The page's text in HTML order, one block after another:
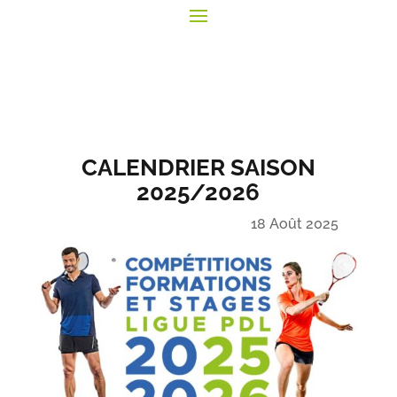
CALENDRIER SAISON
2025/2026
18 Août 2025